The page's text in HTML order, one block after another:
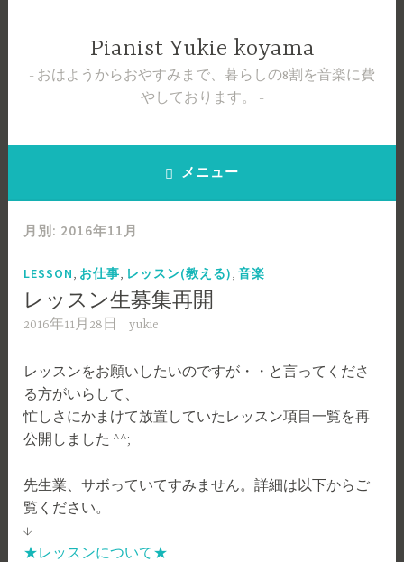
ス
Pianist Yukie koyama
おはようからおやすみまで、暮らしの8割を音楽に費
やしております。
メニュー
月別: 2016年11月
LESSON お仕事 レッスン(教える) ,音楽
レッスン生募集再開
2016年11月28日 yukie
レッスンをお願いしたいのですが・・と言ってくださ
る方がいらして、
忙しさにかまけて放置していたレッスン項目一覧を再
公開しました ^^;
先生業、サボっていてすみません。詳細は以下からご
覧ください。
↓
★レッスンについて★